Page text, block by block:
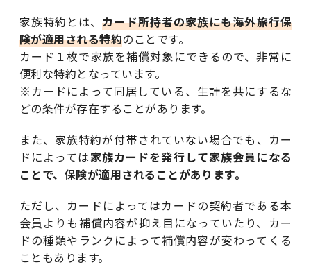
家族特約とは、カード所持者の家族にも海外旅行保
険が適用される特約のことです。
カード１枚で家族を補償対象にできるので、非常に
便利な特約となっています。
※カードによって同居している、生計を共にするな
どの条件が存在することがあります。
また、家族特約が付帯されていない場合でも、カー
ドによっては家族カードを発行して家族会員になる
ことで、保険が適用されることがあります。
ただし、カードによってはカードの契約者である本
会員よりも補償内容が抑え目になっていたり、カー
ドの種類やランクによって補償内容が変わってくる
こともあります。